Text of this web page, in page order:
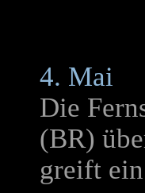
4. Mai
Die
(BR)
greift